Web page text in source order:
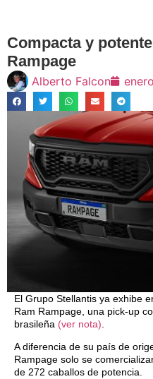
Compacta y
Rampage
Alberto Falcon
El Grupo Stellantis ya exhibe
Ram Rampage, una pick-up
brasileña (ver nota)
A diferencia de su país de
Rampage solo se
de 272 caballos de potencia.